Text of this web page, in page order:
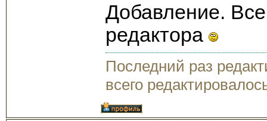
Добавление.
редактора
Последний раз
всего